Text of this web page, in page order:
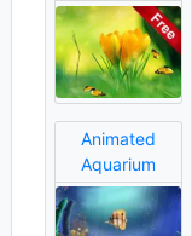
Animated
Aquarium